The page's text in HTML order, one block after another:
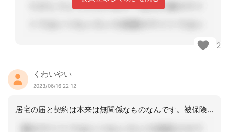
2
くわいやい
2023/06/16 22:12
居宅の届と契約は本来は無関係なものなんです。被保険者が提出するものなので、契約書